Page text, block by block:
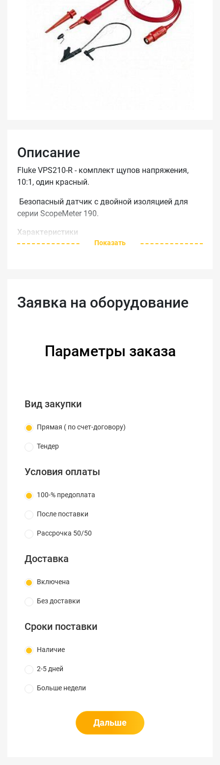
Описание
Fluke VPS210-R - комплект щупов напряжения,
10:1, один красный.
Безопасный датчик с двойной изоляцией для
серии ScopeMeter 190.
Характеристики
Fluke VPS210-R
напряжение
1000 V CAT II or 600 V CAT III
10 MΩ
Диапазон
компенсации
10 to 22 pF
Длина кабеля
Показать
Заявка на оборудование
Параметры заказа
Вид закупки
Прямая ( по счет-договору)
Тендер
Условия оплаты
100-% предоплата
После поставки
Рассрочка 50/50
Доставка
Включена
Без доставки
Сроки поставки
Наличие
2-5 дней
Больше недели
Дальше